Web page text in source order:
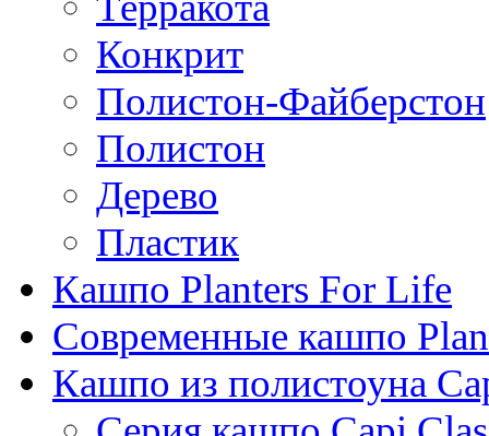
Конкрит
Полистон-Файберстон
Полистон
Дерево
Пластик
Кашпо Planters For Life
Современные кашпо
Кашпо из полистоуна